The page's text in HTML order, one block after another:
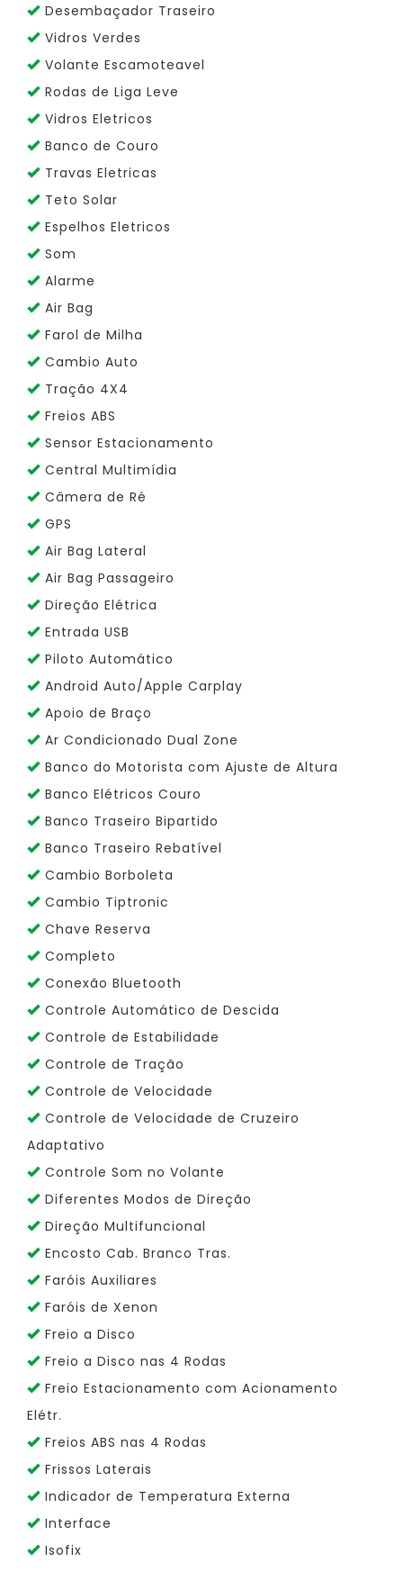
Desembaçador Traseiro
Vidros Verdes
Volante Escamoteavel
Rodas de Liga Leve
Vidros Eletricos
Banco de Couro
Travas Eletricas
Teto Solar
Espelhos Eletricos
Som
Alarme
Air Bag
Farol de Milha
Cambio Auto
Tração 4X4
Freios ABS
Sensor Estacionamento
Central Multimídia
Câmera de Ré
GPS
Air Bag Lateral
Air Bag Passageiro
Direção Elétrica
Entrada USB
Piloto Automático
Android Auto/Apple Carplay
Apoio de Braço
Ar Condicionado Dual Zone
Banco do Motorista com Ajuste de Altura
Banco Elétricos Couro
Banco Traseiro Bipartido
Banco Traseiro Rebatível
Cambio Borboleta
Cambio Tiptronic
Chave Reserva
Completo
Conexão Bluetooth
Controle Automático de Descida
Controle de Estabilidade
Controle de Tração
Controle de Velocidade
Controle de Velocidade de Cruzeiro
Adaptativo
Controle Som no Volante
Diferentes Modos de Direção
Direção Multifuncional
Encosto Cab. Branco Tras.
Faróis Auxiliares
Faróis de Xenon
Freio a Disco
Freio a Disco nas 4 Rodas
Freio Estacionamento com Acionamento
Elétr.
Freios ABS nas 4 Rodas
Frissos Laterais
Indicador de Temperatura Externa
Interface
Isofix